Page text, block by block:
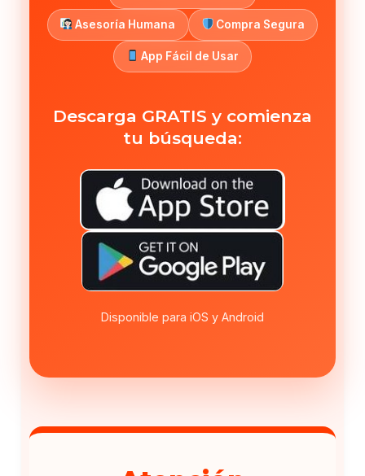
Asesoría Humana Compra Segura
App Fácil de Usar
Descarga GRATIS y comienza
tu búsqueda:
Disponible para iOS y Android